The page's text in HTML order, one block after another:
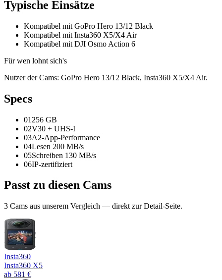
Typische Einsätze
Kompatibel mit GoPro Hero 13/12 Black
Kompatibel mit Insta360 X5/X4 Air
Kompatibel mit DJI Osmo Action 6
Für wen lohnt sich's
Nutzer der Cams: GoPro Hero 13/12 Black, Insta360 X5/X4 Air.
Specs
01 256 GB
02V30 + UHS-I
03A2-App-Performance
04Lesen 200 MB/s
05Schreiben 130 MB/s
06IP-zertifiziert
Passt zu diesen Cams
3 Cams aus unserem Vergleich — direkt zur Detail-Seite.
Insta360
Insta360 X5
ab 581 €